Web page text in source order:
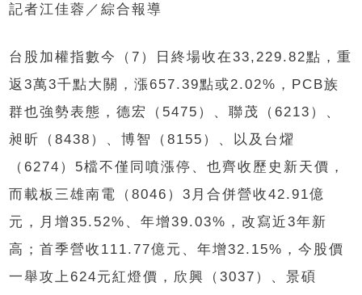
記者江佳蓉／綜合報導
台股加權指數今（7）日終場收在33,229.82點，重
返3萬3千點大關，漲657.39點或2.02%，PCB族
群也強勢表態，德宏（5475）、聯茂（6213）、
昶昕（8438）、博智（8155）、以及台燿
（6274）5檔不僅同噴漲停、也齊收歷史新天價，
而載板三雄南電（8046）3月合併營收42.91億
元，月增35.52%、年增39.03%，改寫近3年新
高；首季營收111.77億元、年增32.15%，今股價
一舉攻上624元紅燈價，欣興（3037）、景碩